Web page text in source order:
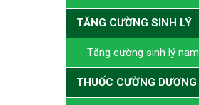
TĂNG CƯỜNG SINH LÝ
Tăng cường sinh lý nam
THUỐC CƯỜNG DƯƠNG